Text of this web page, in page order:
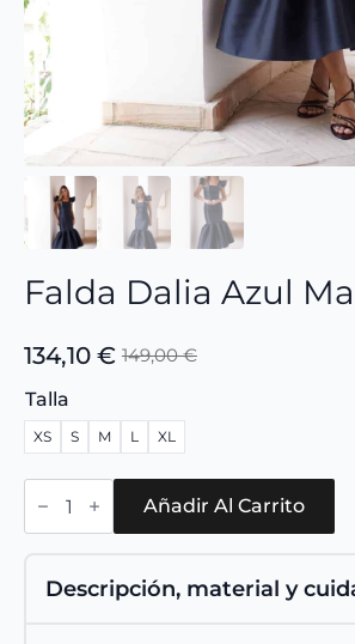
Falda Dalia Azul
149,00€
El
precio
original
era:
149,00 €.
134,10 €
El
precio
actual
es:
134,10 €.
Talla
XS S M L XL
Falda
Dalia
cantidad
Añadir Al Carrito
Descripción, material y